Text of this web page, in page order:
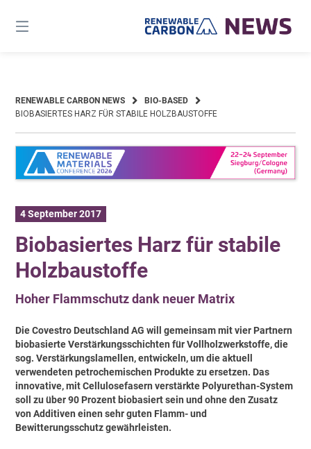
content
RENEWABLE CARBON NEWS
BIO-BASED
BIOBASIERTES HARZ FÜR STABILE HOLZBAUSTOFFE
4 September 2017
Biobasiertes Harz für stabile
Holzbaustoffe
Hoher Flammschutz dank neuer Matrix
Die Covestro Deutschland AG will gemeinsam mit vier Partnern
biobasierte Verstärkungsschichten für Vollholzwerkstoffe, die
sog. Verstärkungslamellen, entwickeln, um die aktuell
verwendeten petrochemischen Produkte zu ersetzen. Das
innovative, mit Cellulosefasern verstärkte Polyurethan-System
soll zu über 90 Prozent biobasiert sein und ohne den Zusatz
von Additiven einen sehr guten Flamm- und
Bewitterungsschutz gewährleisten.